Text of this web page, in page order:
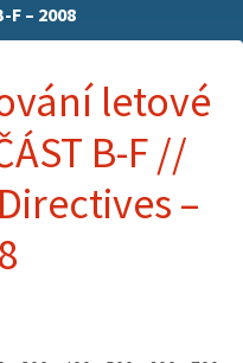
– 2008
letové
B-F //
–